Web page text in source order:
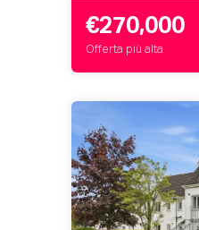
€270,000
Offerta più alta